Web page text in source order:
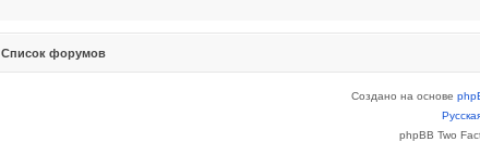
Список форумов
Создано на основе
phpBB Two